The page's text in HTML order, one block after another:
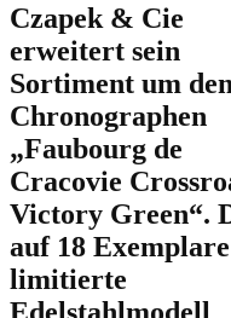
Czapek & Cie
erweitert sein
Sortiment um den
Chronographen
„Faubourg de
Cracovie
Victory Green“.
auf 18 Exemplare
limitierte
Edelstahlmodell